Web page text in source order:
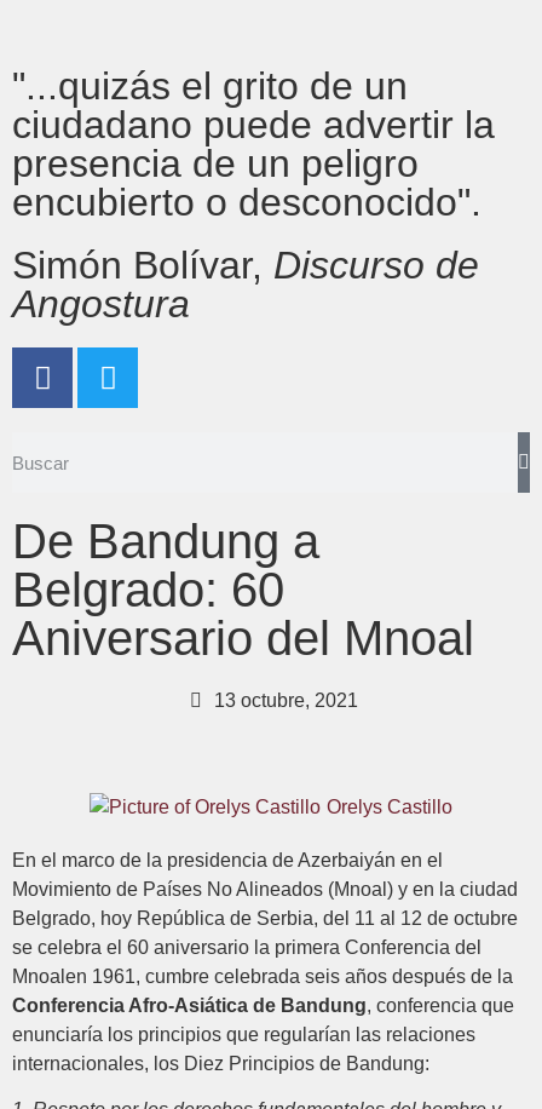
"...quizás el grito de un
ciudadano puede advertir la
presencia de un peligro
encubierto o desconocido".
Simón Bolívar, Discurso de
Angostura
De Bandung a
Belgrado: 60
Aniversario del Mnoal
13 octubre, 2021
Orelys Castillo
En el marco de la presidencia de Azerbaiyán en el
Movimiento de Países No Alineados (Mnoal) y en la ciudad
Belgrado, hoy República de Serbia, del 11 al 12 de octubre
se celebra el 60 aniversario la primera Conferencia del
Mnoalen 1961, cumbre celebrada seis años después de la
Conferencia Afro-Asiática de Bandung, conferencia que
enunciaría los principios que regularían las relaciones
internacionales, los Diez Principios de Bandung: